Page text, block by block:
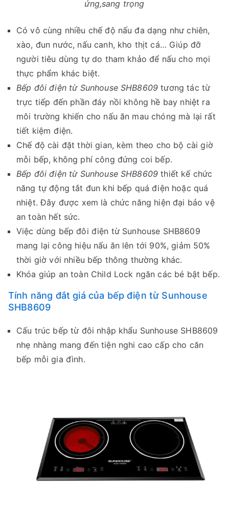
ứng,sang trọng
Có vô cùng nhiều chế độ nấu đa dạng như chiên,
xào, đun nước, nấu canh, kho thịt cá… Giúp đỡ
người tiêu dùng tự do tham khảo để nấu cho mọi
thực phẩm khác biệt.
Bếp đôi điện từ Sunhouse SHB8609 tương tác từ
trực tiếp đến phần đáy nồi không hề bay nhiệt ra
môi trường khiến cho nấu ăn mau chóng mà lại rất
tiết kiệm điện.
Chế độ cài đặt thời gian, kèm theo cho bộ cài giờ
mỗi bếp, không phí công đứng coi bếp.
Bếp đôi điện từ Sunhouse SHB8609 thiết kế chức
năng tự động tắt đun khi bếp quá điện hoặc quá
nhiệt. Đây được xem là chức năng hiện đại bảo vệ
an toàn hết sức.
Việc dùng bếp đôi điện từ Sunhouse SHB8609
mang lại công hiệu nấu ăn lên tới 90%, giảm 50%
thời giờ với nhiều bếp thông thường khác.
Khóa giúp an toàn Child Lock ngăn các bé bật bếp.
Tính năng đắt giá của bếp điện từ Sunhouse
SHB8609
Cấu trúc bếp từ đôi nhập khẩu Sunhouse SHB8609
nhẹ nhàng mang đến tiện nghi cao cấp cho căn
bếp mỗi gia đình.